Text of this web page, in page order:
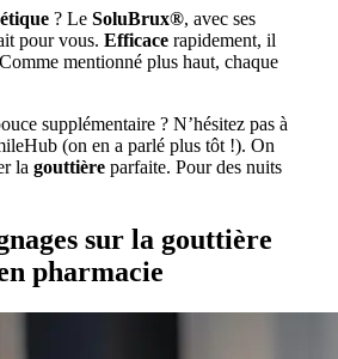
? Le SoluBrux®, avec ses
pour vous. Efficace rapidement, il
mentionné plus haut, chaque
supplémentaire ? N’hésitez pas à
(on en a parlé plus tôt !). On
la gouttière parfaite. Pour des nuits
sur la gouttière
pharmacie